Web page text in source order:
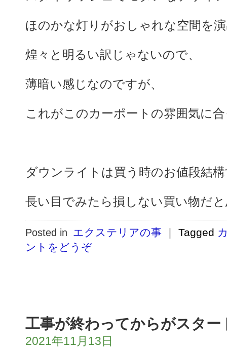
ほのかな灯りがおしゃれな空間を
煌々と明るい訳じゃないので、
薄暗い感じなのですが、
これがこのカーポートの雰囲気に
ダウンライトは買う時のお値段結
長い目でみたら損しない買い物だ
Posted in エクステリアの事 ｜ Tagged
ントをどうぞ
工事が終わってからがスタ
2021年11月13日